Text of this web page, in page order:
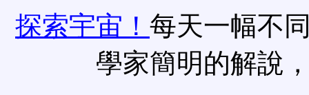
探索宇宙！ 每天一幅不
學家簡明的解說